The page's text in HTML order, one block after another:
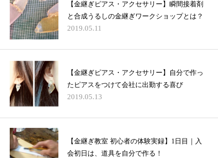
【金継ぎピアス・アクセサリー】瞬間接着剤
と合成うるしの金継ぎワークショップとは？
2019.05.11
【金継ぎピアス・アクセサリー】自分で作っ
たピアスをつけて会社に出勤する喜び
2019.05.13
【金継ぎ教室 初心者の体験実録】1日目｜入
会初日は、道具を自分で作る！